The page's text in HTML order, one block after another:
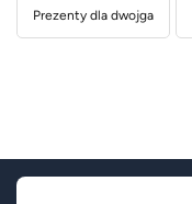
Prezenty dla dwojga